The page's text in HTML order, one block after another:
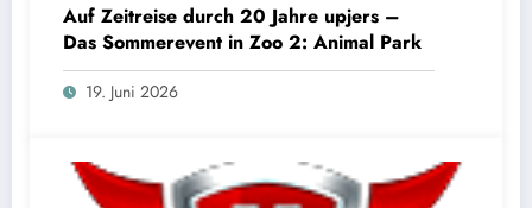
Auf Zeitreise durch 20 Jahre upjers –
Das Sommerevent in Zoo 2: Animal Park
19. Juni 2026